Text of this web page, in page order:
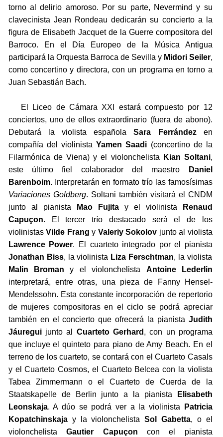
torno al delirio amoroso. Por su parte, Nevermind y su
clavecinista Jean Rondeau dedicarán su concierto a la
figura de Elisabeth Jacquet de la Guerre compositora del
Barroco. En el Día Europeo de la Música Antigua
participará la Orquesta Barroca de Sevilla y Midori Seiler,
como concertino y directora, con un programa en torno a
Juan Sebastián Bach.
El Liceo de Cámara XXI estará compuesto por 12
conciertos, uno de ellos extraordinario (fuera de abono).
Debutará la violista españolaSara Ferrándezen
compañía del violinista Yamen Saadi (concertino de la
Filarmónica de Viena) y el violonchelista Kian Soltani,
este último fiel colaborador del maestro
Daniel
Barenboim. Interpretarán en formato trío las famosísimas
Variaciones Goldberg. Soltani también visitará el CNDM
junto al pianista
Mao Fujitay el violinista
Renaud
Capuçon. El tercer trío destacado será el de los
violinistasVilde Frang y Valeriy Sokolov junto al violista
Lawrence Power. El cuarteto integrado por el pianista
Jonathan Biss, la violinista Liza Ferschtman, la violista
Malin Broman y el violonchelista Antoine Lederlin
interpretará, entre otras, una pieza de Fanny Hensel-
Mendelssohn. Esta constante incorporación de repertorio
de mujeres compositoras en el ciclo se podrá apreciar
también en el concierto que ofrecerá la pianista Judith
Jáureguijunto al Cuarteto Gerhard , con un programa
que incluye el quinteto para piano de Amy Beach. En el
terreno de los cuarteto, se contará con el Cuarteto Casals
y el Cuarteto Cosmos, el Cuarteto Belcea con la violista
Tabea Zimmermann o el Cuarteto de Cuerda de la
Staatskapelle de Berlin junto a la pianista
Elisabeth
Leonskaja. A dúo se podrá ver a la violinista
Patricia
Kopatchinskajay la violonchelistaSol Gabetta, o el
violonchelistaGautier Capuçon con el pianista